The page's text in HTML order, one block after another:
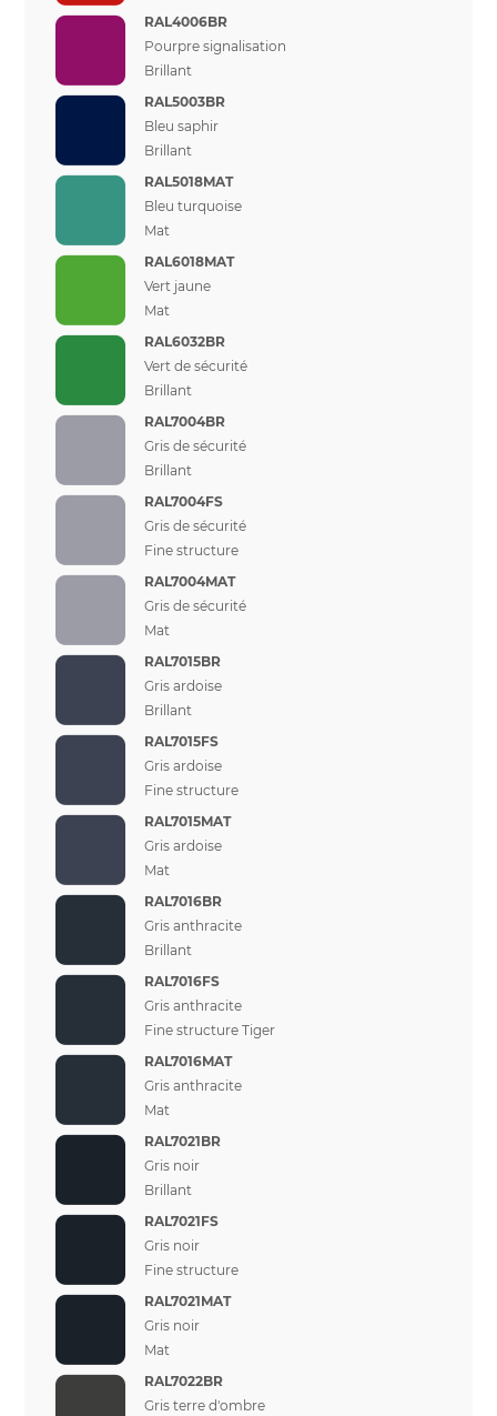
RAL4006BR
Pourpre signalisation
Brillant
RAL5003BR
Bleu saphir
Brillant
RAL5018MAT
Bleu turquoise
Mat
RAL6018MAT
Vert jaune
Mat
RAL6032BR
Vert de sécurité
Brillant
RAL7004BR
Gris de sécurité
Brillant
RAL7004FS
Gris de sécurité
Fine structure
RAL7004MAT
Gris de sécurité
Mat
RAL7015BR
Gris ardoise
Brillant
RAL7015FS
Gris ardoise
Fine structure
RAL7015MAT
Gris ardoise
Mat
RAL7016BR
Gris anthracite
Brillant
RAL7016FS
Gris anthracite
Fine structure Tiger
RAL7016MAT
Gris anthracite
Mat
RAL7021BR
Gris noir
Brillant
RAL7021FS
Gris noir
Fine structure
RAL7021MAT
Gris noir
Mat
RAL7022BR
Gris terre d'ombre